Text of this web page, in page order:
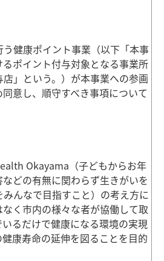
健康ポイント事業（以下「本事
ポイント付与対象となる事業所
店」という。）が本事業への参画
意し、順守すべき事項について
Okayama（子どもからお年
どの有無に関わらず生きがいを
んなで目指すこと）の考え方に
く市内の様々な者が協働して取
るだけで健康になる環境の実現
康寿命の延伸を図ることを目的